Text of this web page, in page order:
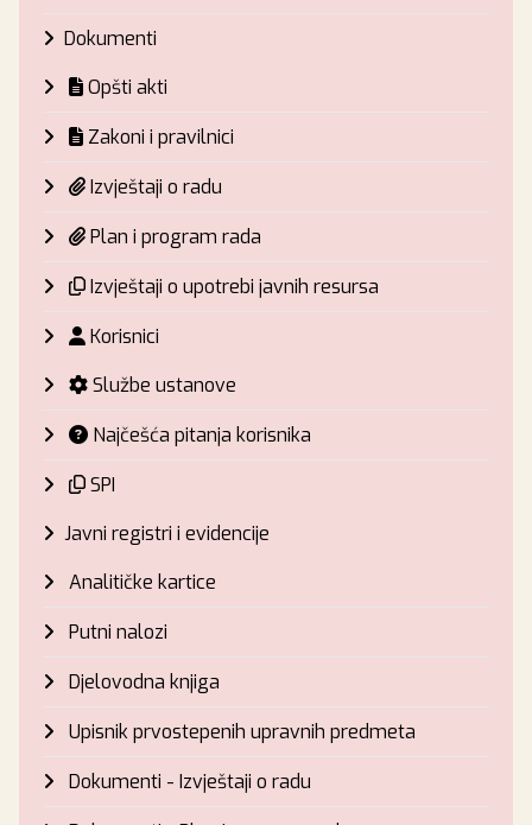
Dokumenti
Opšti akti
Zakoni i pravilnici
Izvještaji o radu
Plan i program rada
Izvještaji o upotrebi javnih resursa
Korisnici
Službe ustanove
Najčešća pitanja korisnika
SPI
Javni registri i evidencije
Analitičke kartice
Putni nalozi
Djelovodna knjiga
Upisnik prvostepenih upravnih predmeta
Dokumenti - Izvještaji o radu